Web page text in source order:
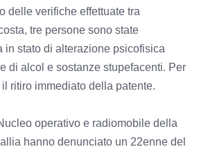
delle verifiche effettuate tra
tre persone sono state
in stato di alterazione psicofisica
di alcol e sostanze stupefacenti. Per
ritiro immediato della patente.
operativo e radiomobile della
hanno denunciato un 22enne del